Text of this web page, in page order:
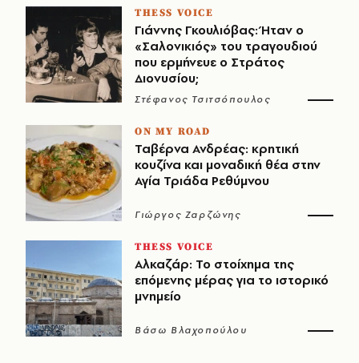
THESS VOICE
Γιάννης Γκουλιόβας: Ήταν ο
«Σαλονικιός» του τραγουδιού
που ερμήνευε ο Στράτος
Διονυσίου;
Στέφανος Τσιτσόπουλος
ON MY ROAD
Ταβέρνα Ανδρέας: κρητική
κουζίνα και μοναδική θέα στην
Αγία Τριάδα Ρεθύμνου
Γιώργος Ζαρζώνης
THESS VOICE
Αλκαζάρ: Το στοίχημα της
επόμενης μέρας για το ιστορικό
μνημείο
Βάσω Βλαχοπούλου